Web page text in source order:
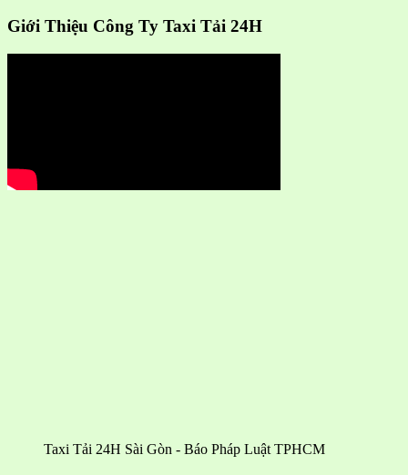
Giới Thiệu Công Ty Taxi Tải 24H
Taxi Tải 24H Sài Gòn - Báo Pháp Luật TPHCM